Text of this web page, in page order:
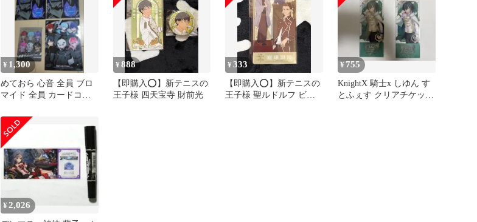
¥ 1,300
めておら 心音 全員 ブロ
マイド 全員 カードコレ
¥888
【即購入⭕️】新テニスの
王子様 四天宝寺 財前光
¥333
【即購入⭕️】新テニスの
王子様 聖ルドルフ ビジ
¥ 755
KnightX 騎士x しゆん す
とふぇす クリアチケット
¥2,026